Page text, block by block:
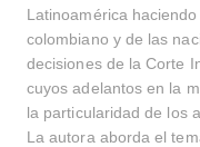
Latinoamérica
colombiano y de las
decisiones de la Corte
cuyos adelantos en la
la particularidad de los
La autora aborda el